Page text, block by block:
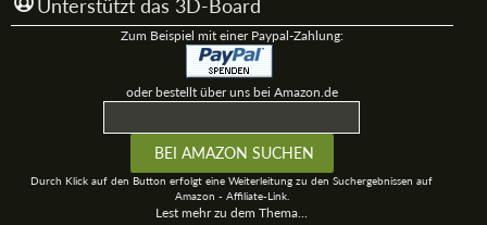
Unterstützt das 3D-Board
Zum Beispiel mit einer Paypal-Zahlung:
oder bestellt über uns bei Amazon.de
Durch Klick auf den Button erfolgt eine Weiterleitung zu den Suchergebnissen auf
Amazon - Affiliate-Link.
Lest mehr zu dem Thema...